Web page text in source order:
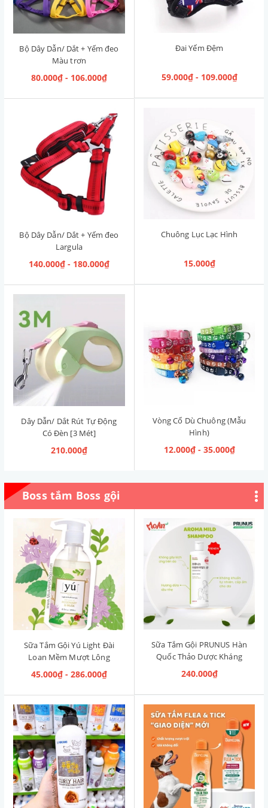
Bộ Dây Dẫn/ Dắt + Yếm đeo
Màu trơn
80.000₫ - 106.000₫
Đai Yếm Đệm
59.000₫ - 109.000₫
Bộ Dây Dẫn/ Dắt + Yếm đeo
Largula
140.000₫ - 180.000₫
Chuông Lục Lạc Hình
15.000₫
Dây Dẫn/ Dắt Rút Tự Động
Có Đèn [3 Mét]
210.000₫
Vòng Cổ Dù Chuông (Mẫu
Hình)
12.000₫ - 35.000₫
Boss tắm Boss gội
Sữa Tắm Gội Yú Light Đài
Loan Mềm Mượt Lông
Rosemary & Musk [Hương
Thảo & Xạ Hương]
45.000₫ - 286.000₫
Sữa Tắm Gội PRUNUS Hàn
Quốc Thảo Dược Kháng
Khuẩn Aroma Mild
Shampoo 500ml
240.000₫